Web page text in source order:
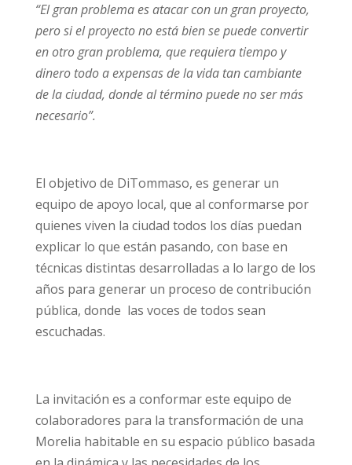
“El gran problema es atacar con un gran proyecto,
pero si el proyecto no está bien se puede convertir
en otro gran problema, que requiera tiempo y
dinero todo a expensas de la vida tan cambiante
de la ciudad, donde al término puede no ser más
necesario”.
El objetivo de DiTommaso, es generar un
equipo de apoyo local, que al conformarse por
quienes viven la ciudad todos los días puedan
explicar lo que están pasando, con base en
técnicas distintas desarrolladas a lo largo de los
años para generar un proceso de contribución
pública, donde las voces de todos sean
escuchadas.
La invitación es a conformar este equipo de
colaboradores para la transformación de una
Morelia habitable en su espacio público basada